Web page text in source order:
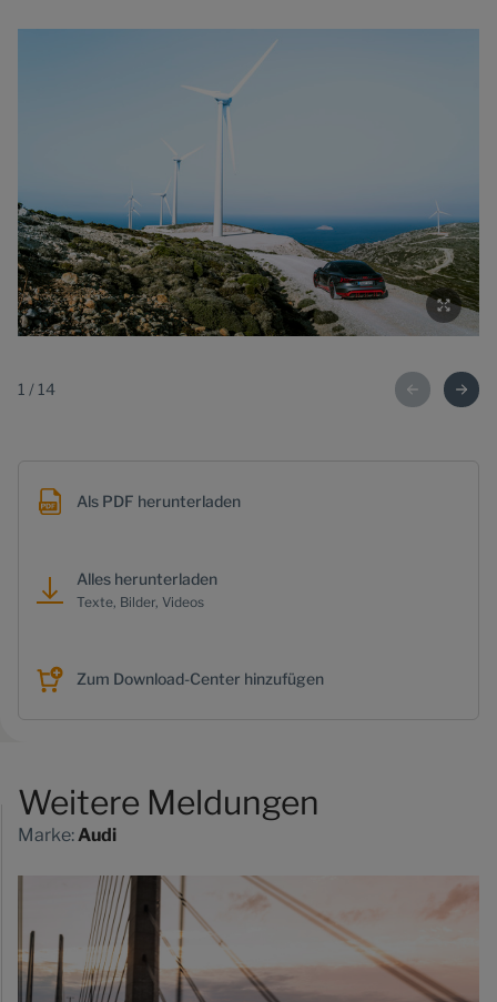
1 /14
Als PDF herunterladen
Alles herunterladen
Texte, Bilder, Videos
Zum Download-Center hinzufügen
Weitere Meldungen
Marke:Audi